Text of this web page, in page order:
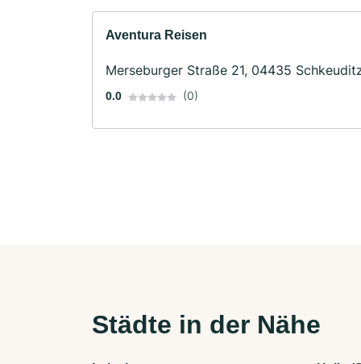
Aventura Reisen
Merseburger Straße 21, 04435
0.0 (0)
Städte in der Nähe